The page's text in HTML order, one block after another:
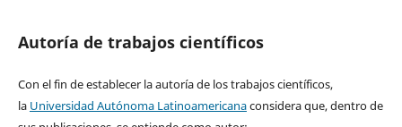
Autoría de trabajos científicos
Con el fin de establecer la autoría de los trabajos científicos,
la Universidad Autónoma Latinoamericanaconsidera que, dentro de